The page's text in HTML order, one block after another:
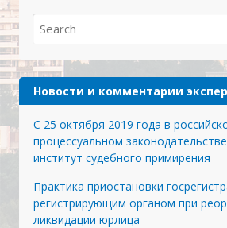
for:
Новости и комментарии
С 25 октября 2019 года в
процессуальном
институт судебного примирения
Практика приостановки
регистрирующим органом при
ликвидации юрлица